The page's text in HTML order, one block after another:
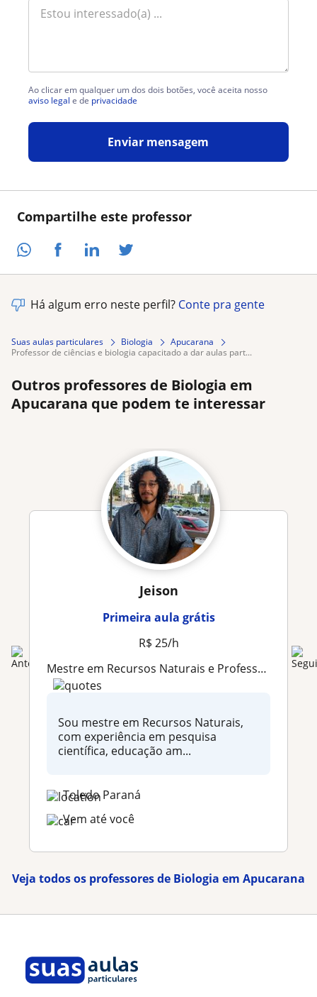
Compartilhe este professor
Ao clicar em qualquer um dos dois botões, você aceita nosso
aviso legal e de privacidade
Enviar mensagem
Há algum erro neste perfil? Conte pra gente
Suas aulas particulares Biologia
Apucarana
professor de ciências e biologia capacitado a dar aulas part...
Outros professores de Biologia em
Apucarana que podem te interessar
Jeison
Primeira aula grátis
R$ 25/h
Mestre em Recursos Naturais e Professor Particular de Ciências, Biologia e Ukulele com aulas online personalizadas
Sou mestre em Recursos Naturais,
com experiência em pesquisa
científica, educação am...
Toledo Paraná
Vem até você
Veja todos os professores de Biologia em Apucarana